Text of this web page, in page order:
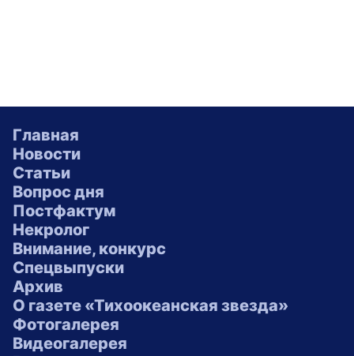
Главная
Новости
Статьи
Вопрос дня
Постфактум
Некролог
Внимание, конкурс
Спецвыпуски
Архив
О газете «Тихоокеанская звезда»
Фотогалерея
Видеогалерея